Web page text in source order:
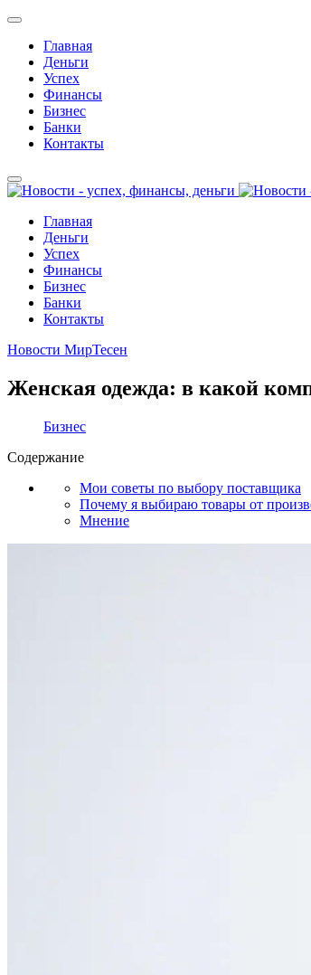
Главная
Деньги
Успех
Финансы
Бизнес
Банки
Контакты
Главная
Деньги
Успех
Финансы
Бизнес
Банки
Контакты
Новости МирТесен
Женская одежда: в какой
Бизнес
Содержание
Мои советы по выбору поставщика
Почему я выбираю товары от
Мнение